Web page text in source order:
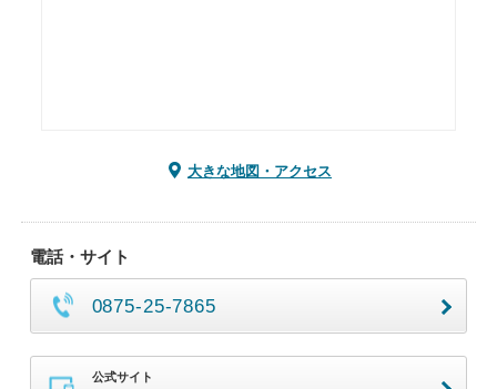
大きな地図・アクセス
電話・サイト
0875-25-7865
公式サイト